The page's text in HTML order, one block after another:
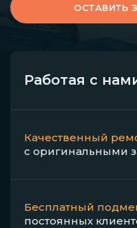
ОСТАВИТЬ
Работая с
Качественный
с оригинальными
Бесплатный
постоянных